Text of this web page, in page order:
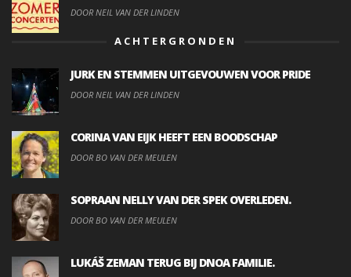
DOOR NEIL VAN DER LINDEN
ACHTERGRONDEN
JURK EN STEMMEN UITGEVOUWEN VOOR PRIDE
DOOR NEIL VAN DER LINDEN
CORINA VAN EIJK HEEFT EEN BOODSCHAP
DOOR BO VAN DER MEULEN
SOPRAAN NELLY VAN DER SPEK OVERLEDEN.
DOOR BO VAN DER MEULEN
LUKÁŠ ZEMAN TERUG BIJ DNOA FAMILIE.